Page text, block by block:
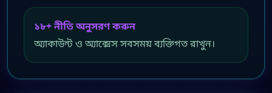
১৮+ নীতি অনুসরণ করুন
অ্যাকাউন্ট ও অ্যাক্সেস সবসময় ব্যক্তিগত রাখুন।